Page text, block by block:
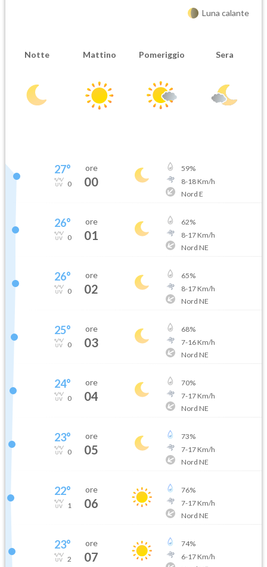
Luna calante
Notte Mattino Pomeriggio Sera
27°
0
ore
00
59%
8-18Km/h
Nord E
26°
0
ore
01
62%
8-17Km/h
Nord NE
26°
0
ore
02
65%
8-17Km/h
Nord NE
25°
0
ore
03
68%
7-16Km/h
Nord NE
24°
0
ore
04
70%
7-17Km/h
Nord NE
23°
0
ore
05
73%
7-17Km/h
Nord NE
22°
1
ore
06
76%
7-17Km/h
Nord NE
23°
2
ore
07
74%
6-17Km/h